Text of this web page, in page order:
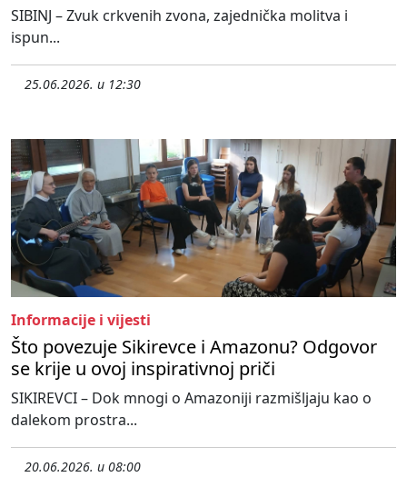
SIBINJ – Zvuk crkvenih zvona, zajednička molitva i
ispun...
25.06.2026. u 12:30
Informacije i vijesti
Što povezuje Sikirevce i Amazonu? Odgovor
se krije u ovoj inspirativnoj priči
SIKIREVCI – Dok mnogi o Amazoniji razmišljaju kao o
dalekom prostra...
20.06.2026. u 08:00